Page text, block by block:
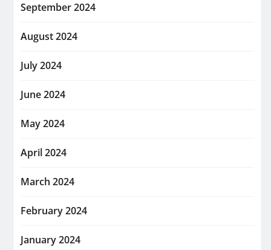
September 2024
August 2024
July 2024
June 2024
May 2024
April 2024
March 2024
February 2024
January 2024